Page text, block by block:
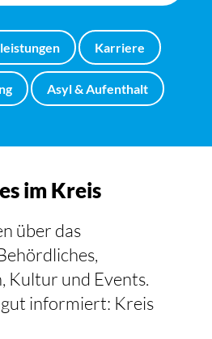
Karriere
Asyl & Aufenthalt
im Kreis
über das
Kultur und Events.
informiert: Kreis